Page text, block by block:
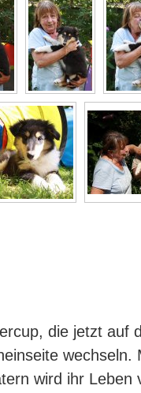
die jetzt auf
wechseln.
wird ihr Leben